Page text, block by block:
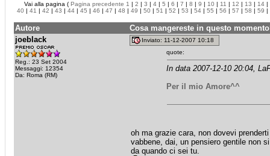
Vai alla pagina ( Pagina precedente 1 | 2 | 3 | 4 | 5 | 6 | 7 | 8 | 9 | 10 | 11 | 12 | 13 | 14 |
40 | 41 | 42 | 43 | 44 | 45 | 46 | 47 | 48 | 49 | 50 | 51 | 52 | 53 | 54 | 55 | 56 | 57 | 58 | 59 |
Autore
Cosa mangereste in questo
joeblack
Reg.: 23 Set 2004
Messaggi: 12354
Da: Roma (RM)
Inviato: 11-12-2007 10:18
quote:
In data 2007-12-10 20:04,
Per il mio Amore^^
oh ma grazie cara, non dovevi
vabbene, dai, un pensiero gentile non
da quando ci sei tu.